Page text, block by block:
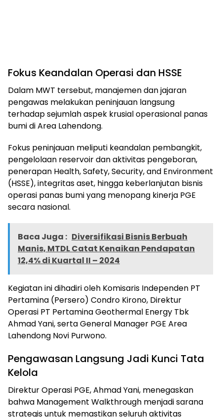
Fokus Keandalan Operasi dan HSSE
Dalam MWT tersebut, manajemen dan jajaran
pengawas melakukan peninjauan langsung
terhadap sejumlah aspek krusial operasional panas
bumi di Area Lahendong.
Fokus peninjauan meliputi keandalan pembangkit,
pengelolaan reservoir dan aktivitas pengeboran,
penerapan Health, Safety, Security, and Environment
(HSSE), integritas aset, hingga keberlanjutan bisnis
operasi panas bumi yang menopang kinerja PGE
secara nasional.
Baca Juga : Diversifikasi Bisnis Berbuah
Manis, MTDL Catat Kenaikan Pendapatan
12,4% di Kuartal II – 2024
Kegiatan ini dihadiri oleh Komisaris Independen PT
Pertamina (Persero) Condro Kirono, Direktur
Operasi PT Pertamina Geothermal Energy Tbk
Ahmad Yani, serta General Manager PGE Area
Lahendong Novi Purwono.
Pengawasan Langsung Jadi Kunci Tata
Kelola
Direktur Operasi PGE, Ahmad Yani, menegaskan
bahwa Management Walkthrough menjadi sarana
strategis untuk memastikan seluruh aktivitas